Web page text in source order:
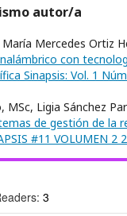
autor/a
Mercedes Ortiz
con
Sinapsis: Vol. 1
MSc, Ligia Sánchez
de gestión de la
#11 VOLUMEN 2
3